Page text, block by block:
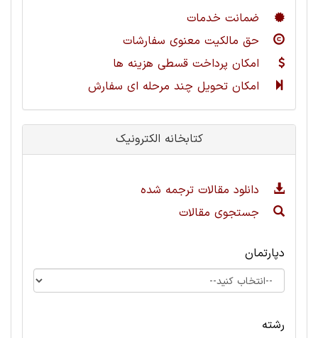
ضمانت خدمات
حق مالکیت معنوی سفارشات
امکان پرداخت قسطی هزینه ها
امکان تحویل چند مرحله ای سفارش
کتابخانه الکترونیک
دانلود مقالات ترجمه شده
جستجوی مقالات
دپارتمان
رشته